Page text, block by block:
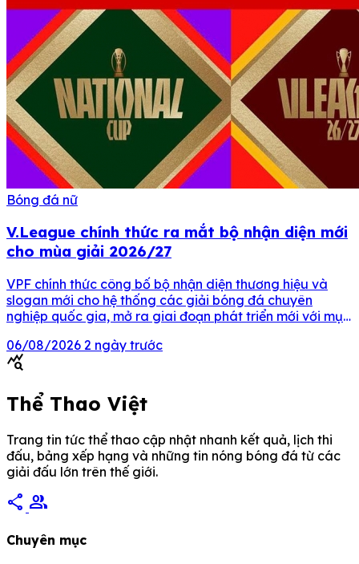
Bóng đá nữ
V.League chính thức ra mắt bộ nhận diện mới
cho mùa giải 2026/27
VPF chính thức công bố bộ nhận diện thương hiệu và
slogan mới cho hệ thống các giải bóng đá chuyên
nghiệp quốc gia, mở ra giai đoạn phát triển mới với mục
Việt Nam. Công ty Cổ phần Bóng đá chuyên […]
06/08/2026 2 ngày trước
query_stats
Thể Thao Việt
Trang tin tức thể thao cập nhật nhanh kết quả, lịch thi
đấu, bảng xếp hạng và những tin nóng bóng đá từ các
giải đấu lớn trên thế giới.
share group
Chuyên mục